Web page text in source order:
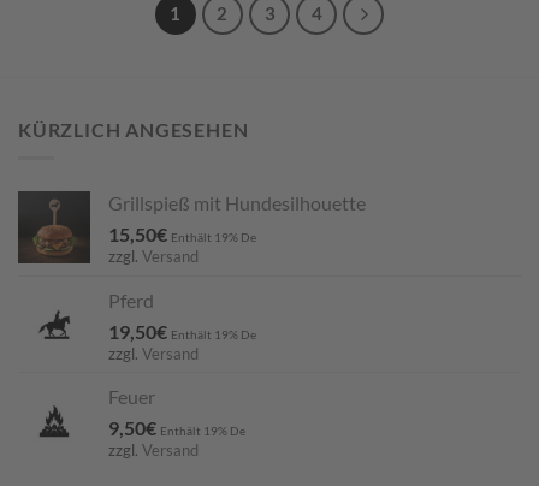
1 2 3 4
KÜRZLICH ANGESEHEN
Grillspieß mit Hundesilhouette
15,50€ Enthält 19% De
zzgl. Versand
Pferd
19,50€ Enthält 19% De
zzgl. Versand
Feuer
9,50€ Enthält 19% De
zzgl. Versand